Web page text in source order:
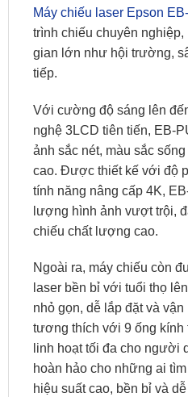
Máy chiếu laser Epson
trình chiếu chuyên
gian lớn như hội trường,
tiếp.
Với cường độ sáng lên
nghệ 3LCD tiên tiến, EB-
ảnh sắc nét, màu sắc
cao. Được thiết kế với độ
tính năng nâng cấp 4K,
lượng hình ảnh vượt trội,
chiếu chất lượng cao.
Ngoài ra, máy chiếu còn
laser bền bỉ với tuổi thọ
nhỏ gọn, dễ lắp đặt và
tương thích với 9 ống kính
linh hoạt tối đa cho người
hoàn hảo cho những ai
hiệu suất cao, bền bỉ và